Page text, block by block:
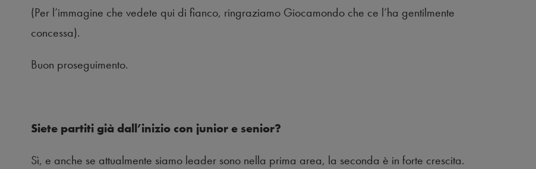
(Per l’immagine che vedete qui di fianco, ringraziamo Giocamondo che ce l’ha gentilmente
concessa).
Buon proseguimento.
Siete partiti già dall’inizio con junior e senior?
Sì, e anche se attualmente siamo leader sono nella prima area, la seconda è in forte crescita.